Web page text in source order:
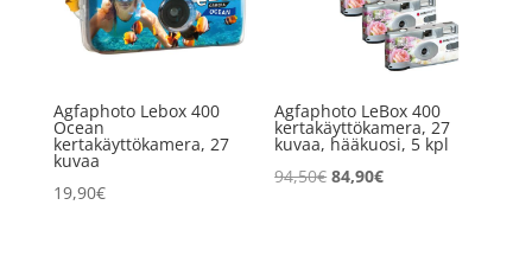
Agfaphoto Lebox 400
Ocean
kertakäyttökamera, 27
kuvaa
19,90€
Agfaphoto LeBox 400
kertakäyttökamera, 27
kuvaa, hääkuosi, 5 kpl
94,50€ Alkuperäinen
84,90€Nykyinen